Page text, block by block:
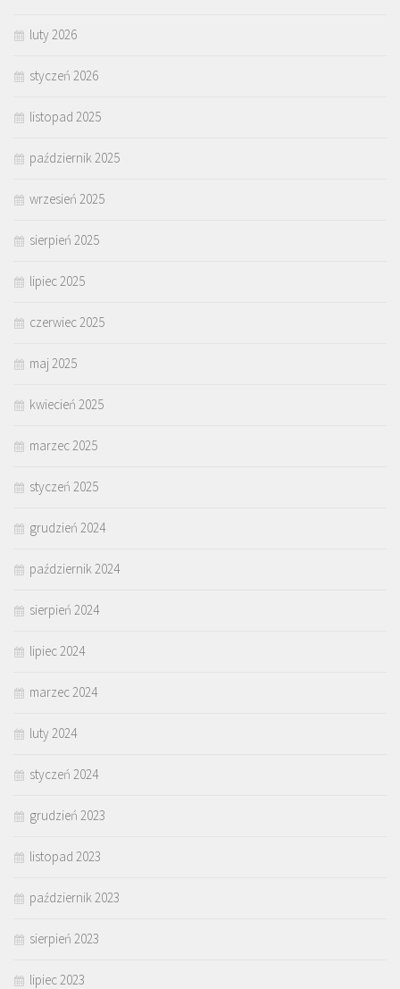
luty 2026
styczeń 2026
listopad 2025
październik 2025
wrzesień 2025
sierpień 2025
lipiec 2025
czerwiec 2025
maj 2025
kwiecień 2025
marzec 2025
styczeń 2025
grudzień 2024
październik 2024
sierpień 2024
lipiec 2024
marzec 2024
luty 2024
styczeń 2024
grudzień 2023
listopad 2023
październik 2023
sierpień 2023
lipiec 2023